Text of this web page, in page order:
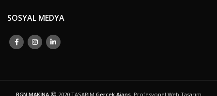
SOSYAL MEDYA
BGN MAKİNA 2020 TASARIM Gerçek Ajans. Profesyonel Web Tasarım